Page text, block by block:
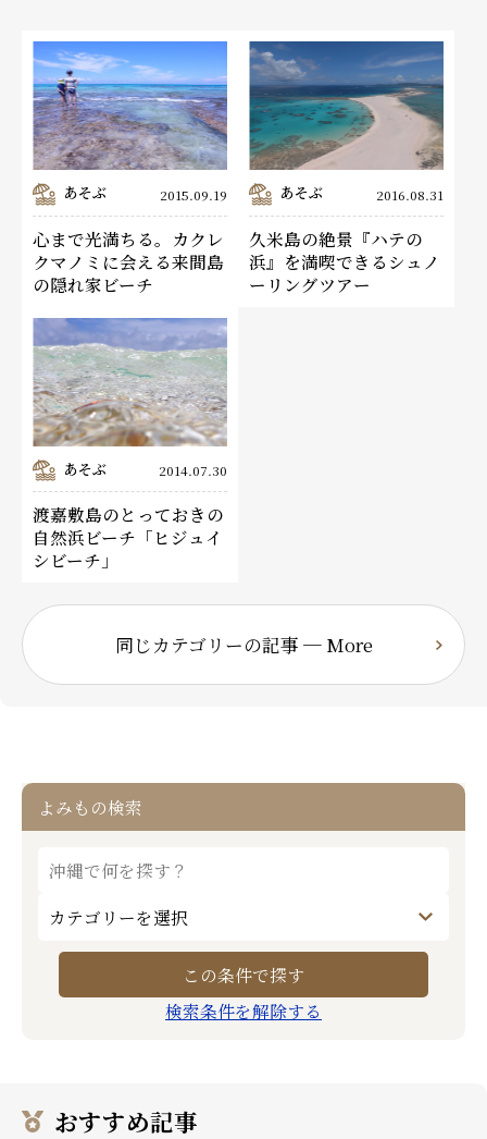
あそぶ 2015.09.19
心まで光満ちる。カクレ
クマノミに会える来間島
の隠れ家ビーチ
あそぶ 2016.08.31
久米島の絶景『ハテの
浜』を満喫できるシュノ
ーリングツアー
あそぶ 2014.07.30
渡嘉敷島のとっておきの
自然浜ビーチ「ヒジュイ
シビーチ」
同じカテゴリーの記事 ─ More
よみもの検索
検索条件を解除する
おすすめ記事